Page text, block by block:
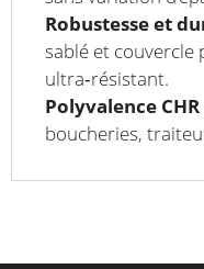
Robustesse et
sablé et couvercle
ultra‑résistant.
Polyvalence CHR
boucheries,